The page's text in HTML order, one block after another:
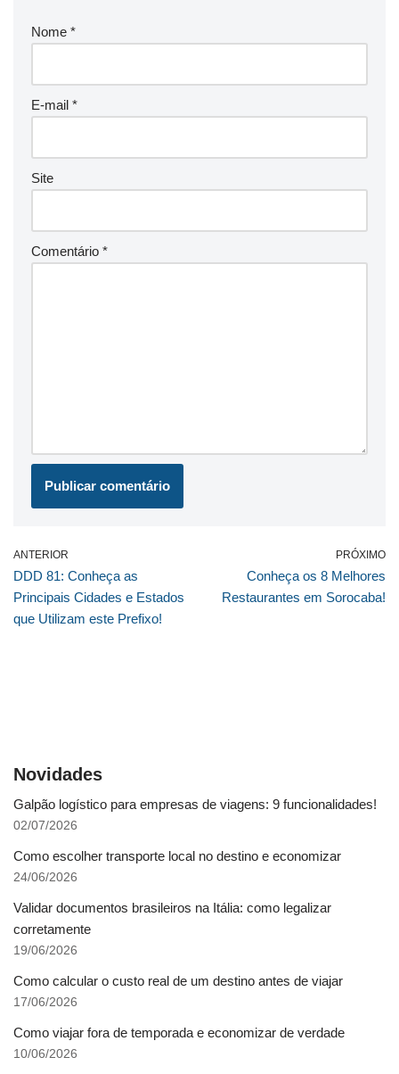
Nome *
E-mail *
Site
Comentário *
ANTERIOR
DDD 81: Conheça as
Principais Cidades e Estados
que Utilizam este Prefixo!
PRÓXIMO
Conheça os 8 Melhores
Restaurantes em Sorocaba!
Novidades
Galpão logístico para empresas de viagens: 9 funcionalidades!
02/07/2026
Como escolher transporte local no destino e economizar
24/06/2026
Validar documentos brasileiros na Itália: como legalizar
corretamente
19/06/2026
Como calcular o custo real de um destino antes de viajar
17/06/2026
Como viajar fora de temporada e economizar de verdade
10/06/2026